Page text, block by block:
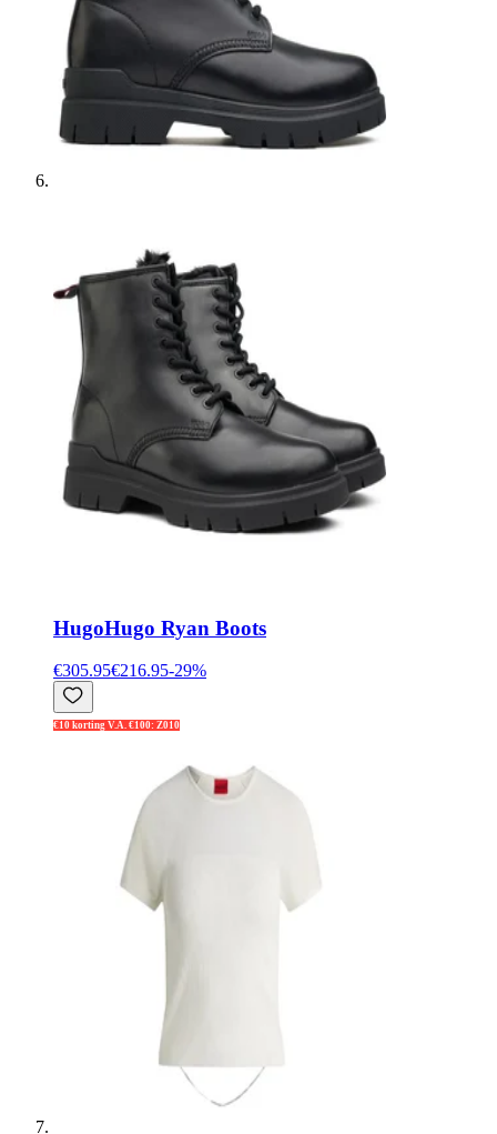
HugoHugo Ryan Boots
€305.95€216.95-29%
€10 korting V.A. €100: Z010